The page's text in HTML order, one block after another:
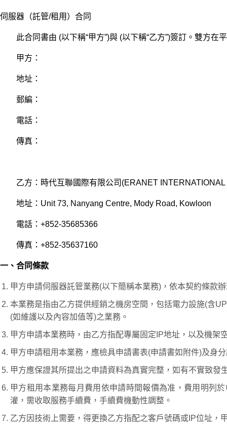
伺服器（託管/租用）合同
此合同書由 (以下稱“甲方”)與 (以下稱“乙方”)簽訂。雙方在
甲方：
地址：
郵編：
電話：
傳真：
乙方：時代互聯國際有限公司(ERANET INTERNATIONAL
地址：Unit 73, Nanyang Centre, Mody Road, Kowloon
電話：+852-35685366
傳真：+852-35637160
一、合同條款
甲方申請伺服器託管業務(以下簡稱本業務)，依本契約條款
本業務是指由乙方提供經銷之機房空間，包括電力設施(含
(如維護以及內容加值等)之業務。
甲方申請本業務時，由乙方指配專屬固定IP地址，以及機架
甲方申請租用本業務，應檢具申請書表(申請書如附件)及身
甲方應保證其所提出之申請資料為真實完整，如有不實致發
甲方租用本業務每月費用依申請時間報價為准，費用明列
灌，需收取服務手續費，手續費機動性調整。
乙方因技術上需要，得更換乙方指配之客戶號碼或IP位址